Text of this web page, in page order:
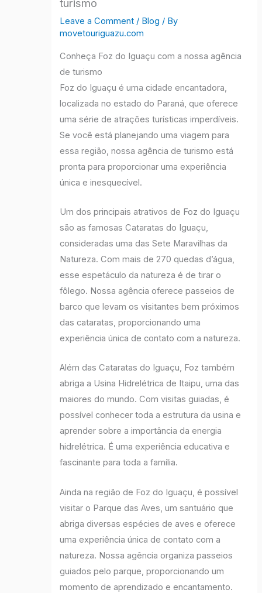
turismo
Leave a Comment / Blog / By
movetouriguazu.com
Conheça Foz do Iguaçu com a nossa agência
de turismo
Foz do Iguaçu é uma cidade encantadora,
localizada no estado do Paraná, que oferece
uma série de atrações turísticas imperdíveis.
Se você está planejando uma viagem para
essa região, nossa agência de turismo está
pronta para proporcionar uma experiência
única e inesquecível.
Um dos principais atrativos de Foz do Iguaçu
são as famosas Cataratas do Iguaçu,
consideradas uma das Sete Maravilhas da
Natureza. Com mais de 270 quedas d’água,
esse espetáculo da natureza é de tirar o
fôlego. Nossa agência oferece passeios de
barco que levam os visitantes bem próximos
das cataratas, proporcionando uma
experiência única de contato com a natureza.
Além das Cataratas do Iguaçu, Foz também
abriga a Usina Hidrelétrica de Itaipu, uma das
maiores do mundo. Com visitas guiadas, é
possível conhecer toda a estrutura da usina e
aprender sobre a importância da energia
hidrelétrica. É uma experiência educativa e
fascinante para toda a família.
Ainda na região de Foz do Iguaçu, é possível
visitar o Parque das Aves, um santuário que
abriga diversas espécies de aves e oferece
uma experiência única de contato com a
natureza. Nossa agência organiza passeios
guiados pelo parque, proporcionando um
momento de aprendizado e encantamento.